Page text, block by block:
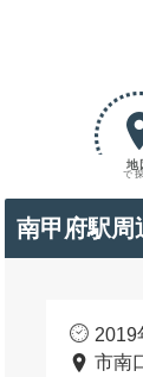
地
で
南甲府駅周
2019
市南